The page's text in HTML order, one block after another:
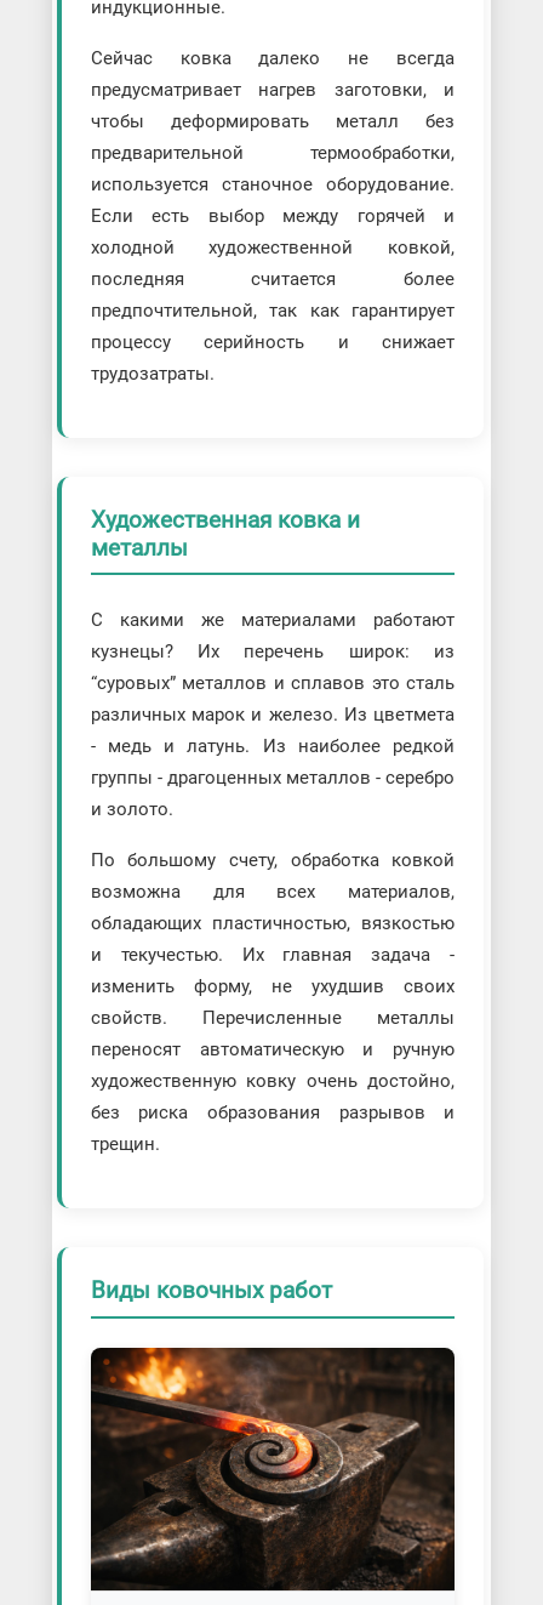
индукционные.
Сейчас ковка далеко не всегда
предусматривает нагрев заготовки, и
чтобы деформировать металл без
предварительной термообработки,
используется станочное оборудование.
Если есть выбор между горячей и
холодной художественной ковкой,
последняя считается более
предпочтительной, так как гарантирует
процессу серийность и снижает
трудозатраты.
Художественная ковка и
металлы
С какими же материалами работают
кузнецы? Их перечень широк: из
“суровых” металлов и сплавов это сталь
различных марок и железо. Из цветмета
- медь и латунь. Из наиболее редкой
группы - драгоценных металлов - серебро
и золото.
По большому счету, обработка ковкой
возможна для всех материалов,
обладающих пластичностью, вязкостью
и текучестью. Их главная задача -
изменить форму, не ухудшив своих
свойств. Перечисленные металлы
переносят автоматическую и ручную
художественную ковку очень достойно,
без риска образования разрывов и
трещин.
Виды ковочных работ